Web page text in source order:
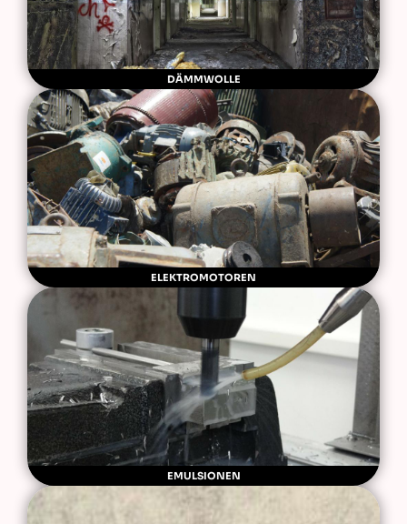
DÄMMWOLLE
ELEKTROMOTOREN
EMULSIONEN